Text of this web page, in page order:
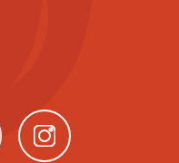
Fenster)(neues Fenster)